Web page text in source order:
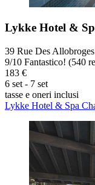
Lykke Hotel &
39 Rue Des
9/10 Fantastico! (540
183 €
6 set - 7 set
tasse e oneri inclusi
Lykke Hotel & Spa